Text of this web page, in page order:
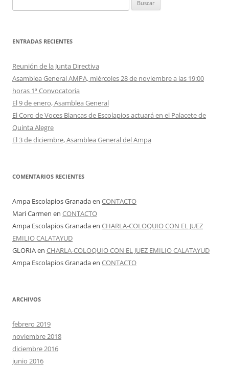
ENTRADAS RECIENTES
Reunión de la Junta Directiva
Asamblea General AMPA, miércoles 28 de noviembre a las 19:00
horas 1ª Convocatoria
El 9 de enero, Asamblea General
El Coro de Voces Blancas de Escolapios actuará en el Palacete de
Quinta Alegre
El 3 de diciembre, Asamblea General del Ampa
COMENTARIOS RECIENTES
Ampa Escolapios Granadaen CONTACTO
Mari Carmen en CONTACTO
Ampa Escolapios Granadaen CHARLA-COLOQUIO CON EL JUEZ
EMILIO CALATAYUD
GLORIAen CHARLA-COLOQUIO CON EL JUEZ EMILIO CALATAYUD
Ampa Escolapios Granadaen CONTACTO
ARCHIVOS
febrero 2019
noviembre 2018
diciembre 2016
junio 2016